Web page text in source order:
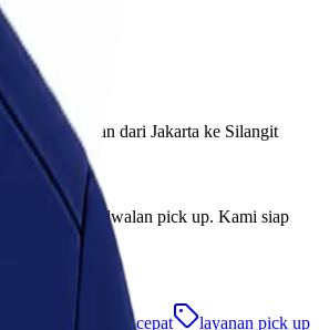
pengiriman dari Jakarta ke Silangit
atau penjadwalan pick up. Kami siap
kirim paket cepat
layanan pick up